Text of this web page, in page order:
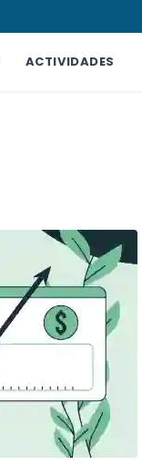
ACTIVIDADES